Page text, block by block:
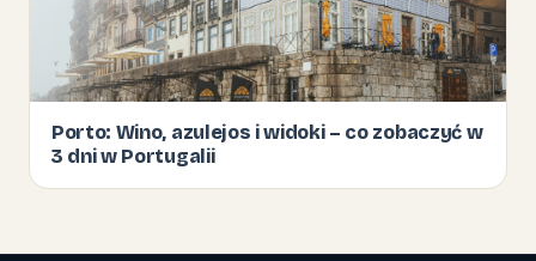
Porto: Wino, azulejos i widoki – co zobaczyć w
3 dni w Portugalii